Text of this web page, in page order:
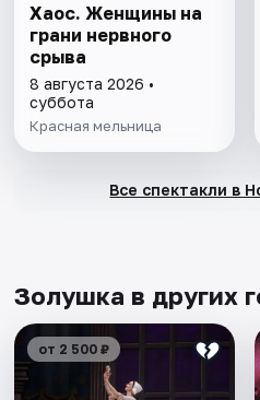
Хаос. Женщины на
грани нервного
срыва
8 августа 2026 •
суббота
Красная мельница
Все спектакли в
Золушка в других
от 2 500 ₽